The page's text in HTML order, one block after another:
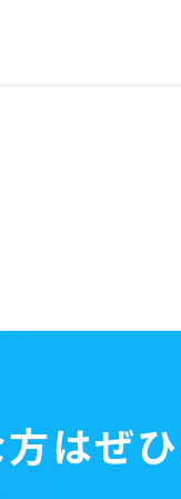
はぜひ